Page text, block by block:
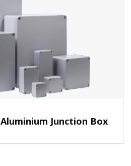
Aluminium Junction Box